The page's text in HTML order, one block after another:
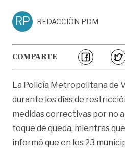
RP REDACCIÓN PDM
COMPARTE
La Policía Metropolitana de
durante los días de
medidas correctivas por no
toque de queda, mientras
informó que en los 23